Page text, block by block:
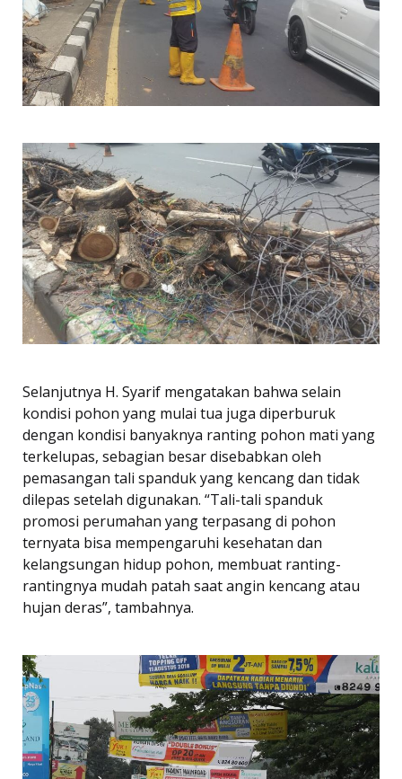
Selanjutnya H. Syarif mengatakan bahwa selain
kondisi pohon yang mulai tua juga diperburuk
dengan kondisi banyaknya ranting pohon mati yang
terkelupas, sebagian besar disebabkan oleh
pemasangan tali spanduk yang kencang dan tidak
dilepas setelah digunakan. “Tali-tali spanduk
promosi perumahan yang terpasang di pohon
ternyata bisa mempengaruhi kesehatan dan
kelangsungan hidup pohon, membuat ranting-
rantingnya mudah patah saat angin kencang atau
hujan deras”, tambahnya.